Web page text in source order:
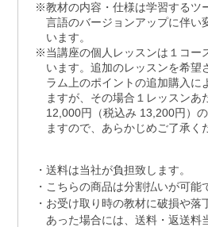
教材の内容・仕様は学習するツ
言語のバージョンアップに伴い
います。
当講座の個人レッスンは１コー
います。追加のレッスンを希望
ラム上のポイントの追加購入に
ますが、その場合１レッスンあ
12,000円（税込み 13,200円）
ますので、あらかじめご了承く
送料は当社が負担致します。
こちらの商品は分割払いが可能
お受け取り時の教材に破損や落
あった場合には、送料・返送料